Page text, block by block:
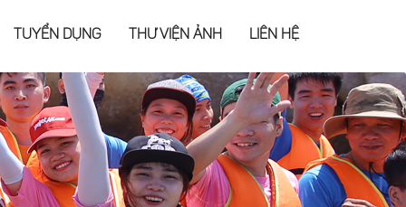
TUYỂN DỤNG THƯ VIỆN ẢNH LIÊN HỆ